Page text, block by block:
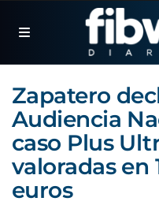
Zapatero
Audiencia
caso Plus
valoradas en
euros